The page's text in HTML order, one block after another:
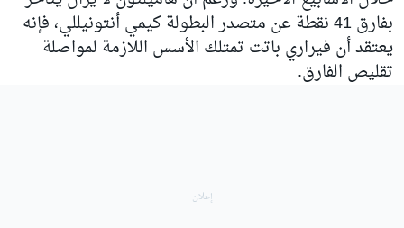
بفارق 41 نقطة عن متصدر البطولة كيمي أنتونيللي، فإنه
يعتقد أن فيراري باتت تمتلك الأسس اللازمة لمواصلة
تقليص الفارق.